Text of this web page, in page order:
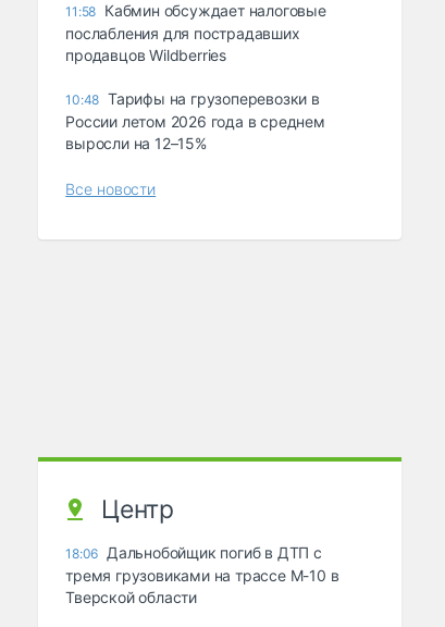
11:58 Кабмин обсуждает налоговые
послабления для пострадавших
продавцов Wildberries
10:48 Тарифы на грузоперевозки в
России летом 2026 года в среднем
выросли на 12–15%
Все новости
Центр
18:06 Дальнобойщик погиб в ДТП с
тремя грузовиками на трассе М-10 в
Тверской области